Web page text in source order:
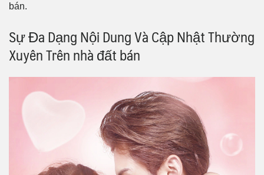
bán.
Sự Đa Dạng Nội Dung Và Cập Nhật Thường
Xuyên Trên nhà đất bán